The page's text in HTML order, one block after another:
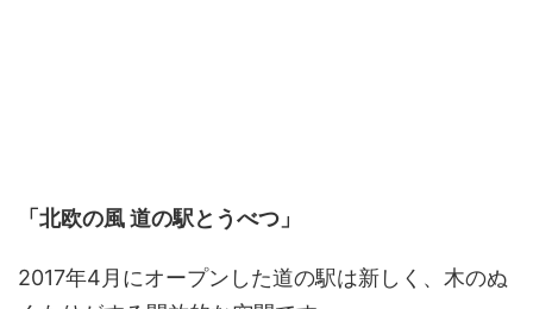
「北欧の風 道の駅とうべつ」
2017年4月にオープンした道の駅は新しく、木のぬ